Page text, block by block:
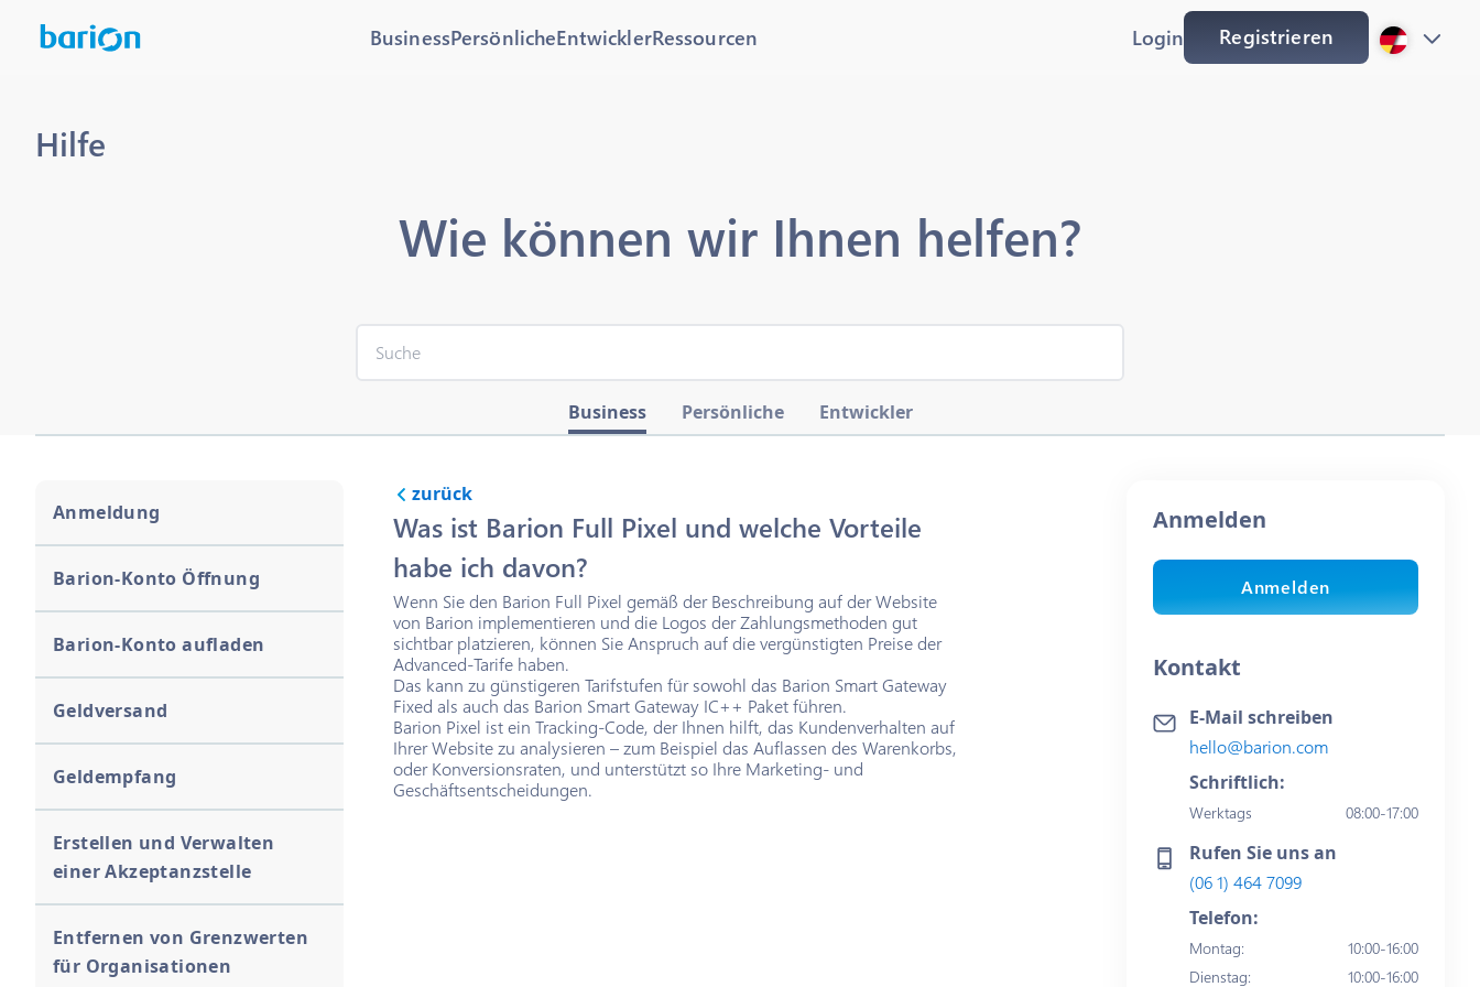
BusinessPersönlicheEntwicklerRessourcen Login Registrieren
Hilfe
Wie können wir Ihnen helfen?
Business Persönliche Entwickler
Anmeldung
Barion-Konto Öffnung
Barion-Konto aufladen
Geldversand
Geldempfang
Erstellen und Verwalten
einer Akzeptanzstelle
Entfernen von Grenzwerten
für Organisationen
zurück
Was ist Barion Full Pixel und welche Vorteile
habe ich davon?
Wenn Sie den Barion Full Pixel gemäß der Beschreibung auf der Website
von Barion implementieren und die Logos der Zahlungsmethoden gut
sichtbar platzieren, können Sie Anspruch auf die vergünstigten Preise der
Advanced-Tarife haben.
Das kann zu günstigeren Tarifstufen für sowohl das Barion Smart Gateway
Fixed als auch das Barion Smart Gateway IC++ Paket führen.
Barion Pixel ist ein Tracking-Code, der Ihnen hilft, das Kundenverhalten auf
Ihrer Website zu analysieren – zum Beispiel das Auflassen des Warenkorbs,
oder Konversionsraten, und unterstützt so Ihre Marketing- und
Geschäftsentscheidungen.
Anmelden
Anmelden
Kontakt
E-Mail schreiben
hello@barion.com
Schriftlich:
Werktags 08:00-17:00
Rufen Sie uns an
(06 1) 464 7099
Telefon:
Montag:
10:00-16:00
Dienstag:
10:00-16:00